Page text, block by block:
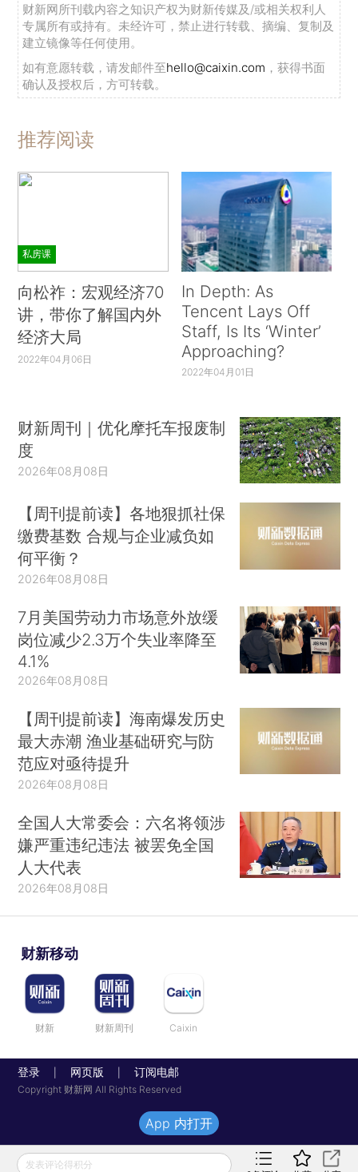
财新网所刊载内容之知识产权为财新传媒及/或相关权利人
专属所有或持有。未经许可，禁止进行转载、摘编、复制及
建立镜像等任何使用。
如有意愿转载，请发邮件至hello@caixin.com ，获得书面
确认及授权后，方可转载。
推荐阅读
私房课
向松祚：宏观经济70
讲，带你了解国内外
经济大局
2022年04月06日
In Depth: As
Tencent Lays Off
Staff, Is Its ‘Winter’
Approaching?
2022年04月01日
财新周刊｜优化摩托车报废制
度
2026年08月08日
【周刊提前读】各地狠抓社保
缴费基数 合规与企业减负如
何平衡？
2026年08月08日
7月美国劳动力市场意外放缓
岗位减少2.3万个失业率降至
4.1%
2026年08月08日
【周刊提前读】海南爆发历史
最大赤潮 渔业基础研究与防
范应对亟待提升
2026年08月08日
全国人大常委会：六名将领涉
嫌严重违纪违法 被罢免全国
人大代表
2026年08月08日
财新移动
财新 财新周刊 Caixin
登录 网页版 订阅电邮
Copyright 财新网 All Rights Reserved
发表评论得积分
App 内打开